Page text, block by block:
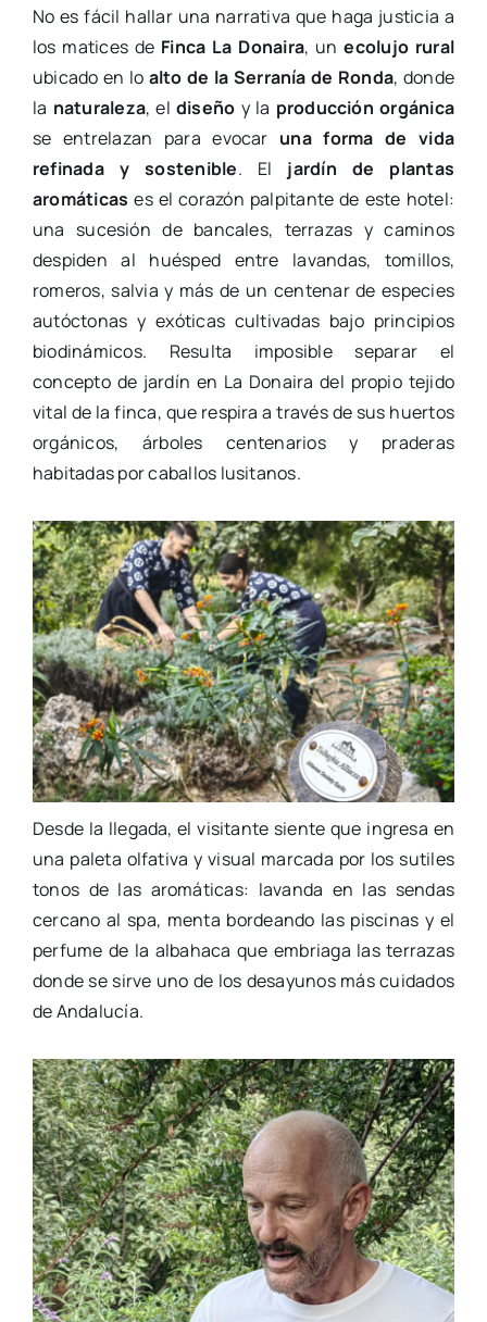
No es fácil hallar una narrativa que haga justicia a
los matices de Finca La Donaira, unecolujo rural
ubicado en lo alto de la Serranía de Ronda, donde
la naturaleza, el diseño y la producción orgánica
se entrelazan para evocar una forma de vida
refinada y sostenible. El jardín de plantas
aromáticas es el corazón palpitante de este hotel:
una sucesión de bancales, terrazas y caminos
despiden al huésped entre lavandas, tomillos,
romeros, salvia y más de un centenar de especies
autóctonas y exóticas cultivadas bajo principios
biodinámicos. Resulta imposible separar el
concepto de jardín en La Donaira del propio tejido
vital de la finca, que respira a través de sus huertos
orgánicos, árboles centenarios y praderas
habitadas por caballos lusitanos.
Desde la llegada, el visitante siente que ingresa en
una paleta olfativa y visual marcada por los sutiles
tonos de las aromáticas: lavanda en las sendas
cercano al spa, menta bordeando las piscinas y el
perfume de la albahaca que embriaga las terrazas
donde se sirve uno de los desayunos más cuidados
de Andalucía.